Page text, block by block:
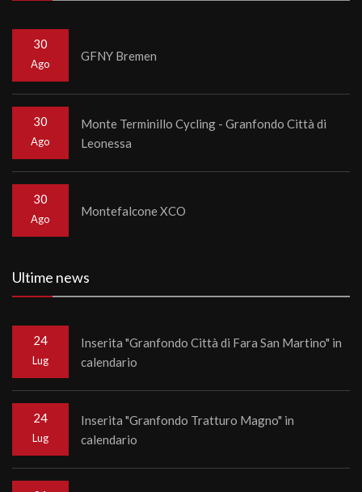
30
Ago
GFNY Bremen
30
Ago
Monte Terminillo Cycling - Granfondo Città di
Leonessa
30
Ago
Montefalcone XCO
Ultime news
24
Lug
Inserita "Granfondo Città di Fara San Martino" in
calendario
24
Lug
Inserita "Granfondo Tratturo Magno" in
calendario